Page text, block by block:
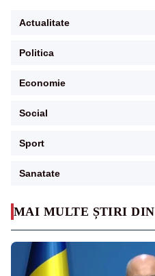
MAI MULTE ȘTIRI DIN
Actualitate
Politica
Economie
Social
Sport
Sanatate